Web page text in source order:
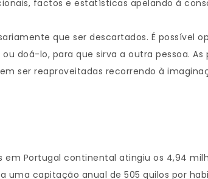
factos e estatísticas apelando à
que ser descartados. É possível
doá-lo, para que sirva a outra pessoa. As
ser reaproveitadas recorrendo à
em Portugal continental atingiu os 4,94
uma capitação anual de 505 quilos por